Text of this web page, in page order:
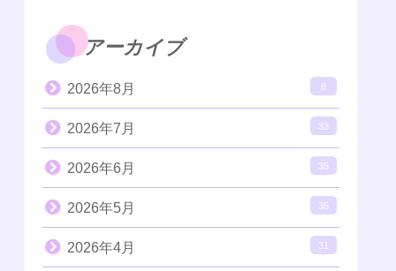
アーカイブ
2026年8月 8
2026年7月 33
2026年6月 35
2026年5月 35
2026年4月 31